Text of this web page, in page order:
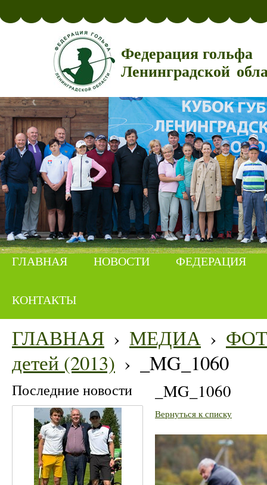
Федерация гольфа
Ленинградской
ГЛАВНАЯ НОВОСТИ ФЕДЕРАЦИЯ
КОНТАКТЫ
ГЛАВНАЯ › МЕДИА ›
детей (2013) › _MG_1060
Последние новости _MG_1060
Вернуться к списку